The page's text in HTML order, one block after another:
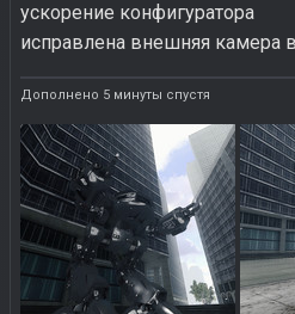
ускорение конфигуратора
исправлена внешняя камера
Дополнено 5 минуты спустя